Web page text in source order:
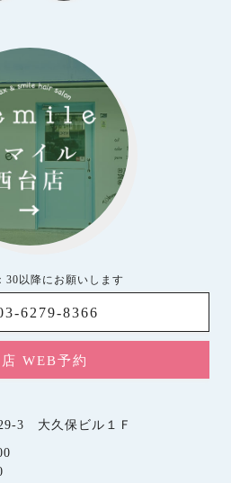
以降にお願いします
6279-8366
WEB予約
3 大久保ビル１Ｆ